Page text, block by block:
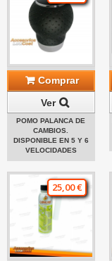
Comprar
Ver
POMO PALANCA DE
CAMBIOS.
DISPONIBLE EN 5 Y 6
VELOCIDADES
25,00 €